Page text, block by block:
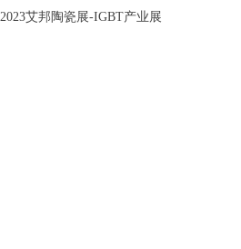
艾邦陶瓷展-IGBT产业展